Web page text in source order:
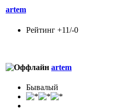
artem
Рейтинг +11/-0
artem
Бывалый